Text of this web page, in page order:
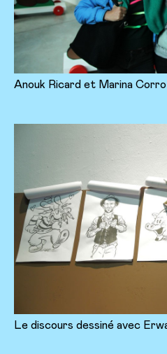
Anouk Ricard et Marina Corro
Le discours dessiné avec